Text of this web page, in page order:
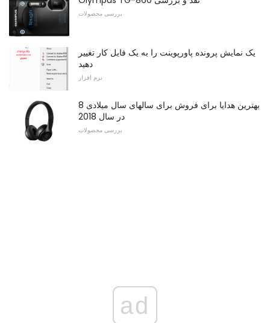
بررسی محصولات
یک نمایش پرونده پاورپوینت را به یک فایل کار تغییر
دهید
نرم افزار
8 بهترین هدایا برای فروش برای سالهای سال میلادی
در سال 2018
بررسی محصولات
ad